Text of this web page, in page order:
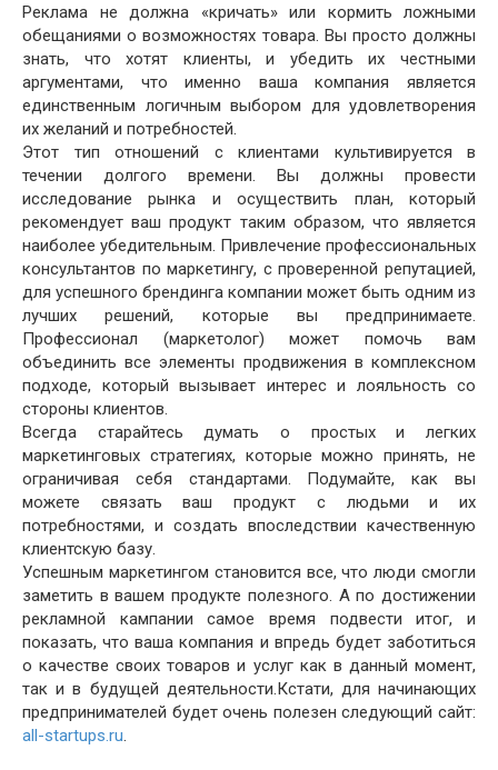
Реклама не должна «кричать» или кормить ложными
обещаниями о возможностях товара. Вы просто должны
знать, что хотят клиенты, и убедить их честными
аргументами, что именно ваша компания является
единственным логичным выбором для удовлетворения
их желаний и потребностей.
Этот тип отношений с клиентами культивируется в
течении долгого времени. Вы должны провести
исследование рынка и осуществить план, который
рекомендует ваш продукт таким образом, что является
наиболее убедительным. Привлечение профессиональных
консультантов по маркетингу, с проверенной репутацией,
для успешного брендинга компании может быть одним из
лучших решений, которые вы предпринимаете.
Профессионал (маркетолог) может помочь вам
объединить все элементы продвижения в комплексном
подходе, который вызывает интерес и лояльность со
стороны клиентов.
Всегда старайтесь думать о простых и легких
маркетинговых стратегиях, которые можно принять, не
ограничивая себя стандартами. Подумайте, как вы
можете связать ваш продукт с людьми и их
потребностями, и создать впоследствии качественную
клиентскую базу.
Успешным маркетингом становится все, что люди смогли
заметить в вашем продукте полезного. А по достижении
рекламной кампании самое время подвести итог, и
показать, что ваша компания и впредь будет заботиться
о качестве своих товаров и услуг как в данный момент,
так и в будущей деятельности.Кстати, для начинающих
предпринимателей будет очень полезен следующий сайт:
all-startups.ru.